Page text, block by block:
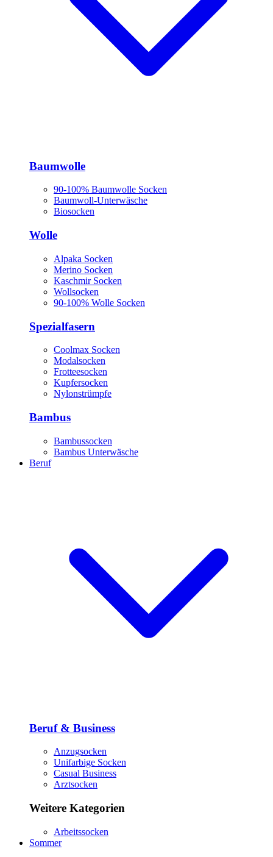
Baumwolle
90-100% Baumwolle Socken
Baumwoll-Unterwäsche
Biosocken
Wolle
Alpaka Socken
Merino Socken
Kaschmir Socken
Wollsocken
90-100% Wolle Socken
Spezialfasern
Coolmax Socken
Modalsocken
Frotteesocken
Kupfersocken
Nylonstrümpfe
Bambus
Bambussocken
Bambus Unterwäsche
Beruf
Beruf & Business
Anzugsocken
Unifarbige Socken
Casual Business
Arztsocken
Weitere Kategorien
Arbeitssocken
Sommer